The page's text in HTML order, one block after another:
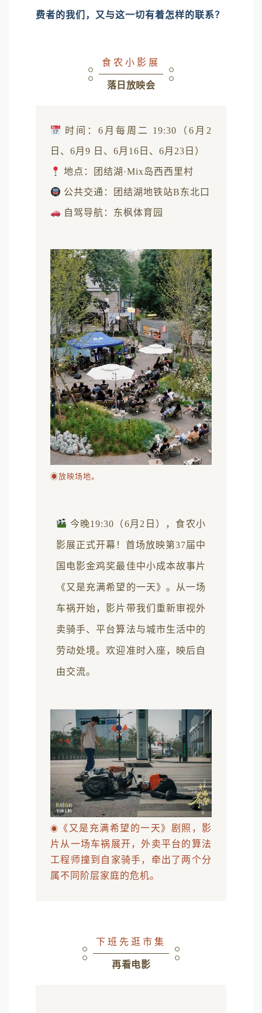
费者的我们，又与这一切有着怎样的联系？
食农小影展
落日放映会
时间：6月每周二 19:30（6月2
日、6月9 日、6月16日、6月23日）
地点：团结湖·Mix岛西西里村
公共交通：团结湖地铁站B东北口
自驾导航：东枫体育园
◉放映场地。
今晚19:30（6月2日），食农小
影展正式开幕！首场放映第37届中
国电影金鸡奖最佳中小成本故事片
《又是充满希望的一天》。从一场
车祸开始，影片带我们重新审视外
卖骑手、平台算法与城市生活中的
劳动处境。欢迎准时入座，映后自
由交流。
◉ 《又是充满希望的一天》剧照，影
片从一场车祸展开，外卖平台的算法
工程师撞到自家骑手，牵出了两个分
属不同阶层家庭的危机。
下班先逛市集
再看电影